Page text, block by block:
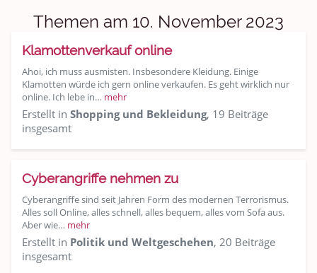
Anregungen und Support
Spiel, Spaß und Sinnlosigkeit
Gewicht reduzieren
Themen am 10. November 2023
Klamottenverkauf online
Ahoi, ich muss ausmisten. Insbesondere Kleidung. Einige
Klamotten würde ich gern online verkaufen. Es geht wirklich nur
online. Ich lebe in… mehr
Erstellt in Shopping und Bekleidung, 19 Beiträge
insgesamt
Cyberangriffe nehmen zu
Cyberangriffe sind seit Jahren Form des modernen Terrorismus.
Alles soll Online, alles schnell, alles bequem, alles vom Sofa aus.
Aber wie… mehr
Erstellt in Politik und Weltgeschehen, 20 Beiträge
insgesamt